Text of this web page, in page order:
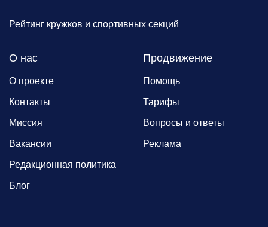
Рейтинг кружков и спортивных секций
О нас
О проекте
Контакты
Миссия
Вакансии
Редакционная политика
Блог
Продвижение
Помощь
Тарифы
Вопросы и ответы
Реклама